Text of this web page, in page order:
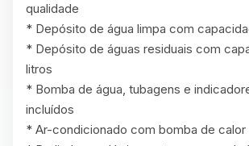
qualidade
* Depósito de água limpa com
* Depósito de águas residuais com
litros
* Bomba de água, tubagens e
incluídos
* Ar-condicionado com bomba de calor